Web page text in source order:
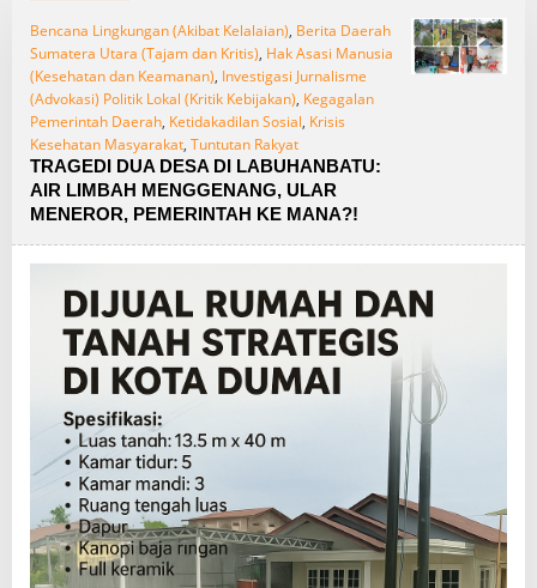
Bencana Lingkungan (Akibat Kelalaian), Berita Daerah
Sumatera Utara (Tajam dan Kritis), Hak Asasi Manusia
(Kesehatan dan Keamanan), Investigasi Jurnalisme
(Advokasi) Politik Lokal (Kritik Kebijakan), Kegagalan
Pemerintah Daerah, Ketidakadilan Sosial, Krisis
Kesehatan Masyarakat, Tuntutan Rakyat
TRAGEDI DUA DESA DI LABUHANBATU:
AIR LIMBAH MENGGENANG, ULAR
MENEROR, PEMERINTAH KE MANA?!